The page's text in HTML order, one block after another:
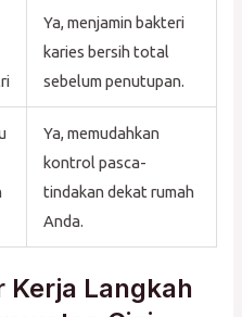
Ya, menjamin bakteri
karies bersih total
sebelum penutupan.
Ya, memudahkan
kontrol pasca-
tindakan dekat rumah
Anda.
Kerja Langkah